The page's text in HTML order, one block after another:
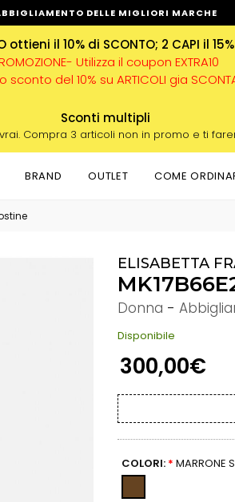
DELLE MIGLIORI MARCHE
ottieni il 10% di SCONTO; 2 CAPI il
Utilizza il coupon EXTRA10
sconto del 10% su ARTICOLI gia
Sconti multipli
Compra 3 articoli non in promo e ti
BRAND OUTLET COME
ELISABETTA
Donna -
Disponibile
300,00€
COLORI: * MARRONE